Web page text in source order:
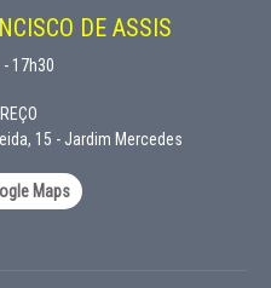
DE ASSIS
17h30
15 - Jardim Mercedes
Maps